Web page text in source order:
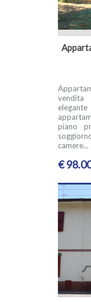
vendita
piano
camere...
€